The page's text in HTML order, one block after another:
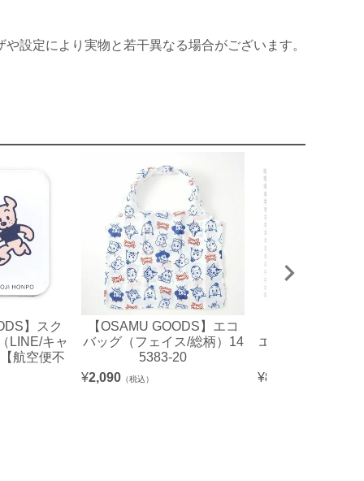
設定により実物と若干異なる場合がございます。
】スク
LINE/キャ
航空便不
【OSAMU GOODS】エコ
バッグ（フェイス/総柄）14
5383-20
¥2,090 （税込）
エアノート（フ
¥880